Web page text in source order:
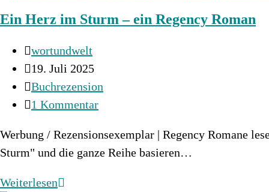
Henry
Kate
Ein Herz im Sturm – ein Regency Roman
Beitrags-
Autor:
wortundwelt
Beitrag
veröffentlicht:
19. Juli 2025
Beitrags-
Kategorie:
Buchrezension
Beitrags-
1 Kommentar
Werbung / Rezensionsexemplar | Regency Romane
Sturm" und die ganze Reihe basieren…
WeiterlesenEin